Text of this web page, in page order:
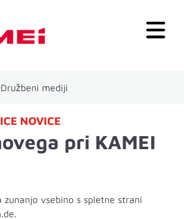
Družbeni mediji
NOVICE
pri KAMEI
vsebino s spletne strani